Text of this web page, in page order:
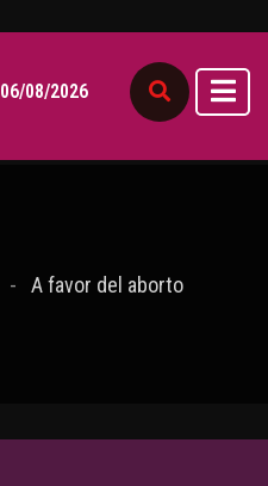
06/08/2026
A favor del aborto